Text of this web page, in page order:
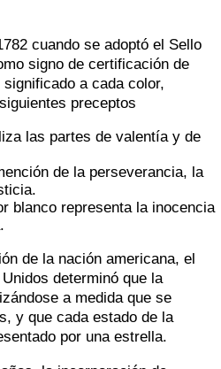
cuando se adoptó el Sello
signo de certificación de
a cada color,
preceptos
las partes de valentía y de
de la perseverancia, la
blanco representa la inocencia
de la nación americana, el
determinó que la
a medida que se
y que cada estado de la
por una estrella.